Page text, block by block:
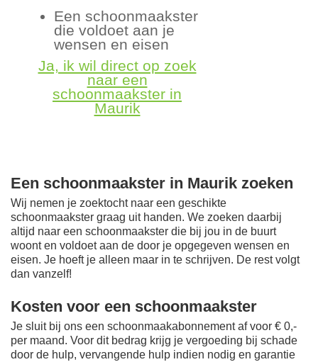
Een schoonmaakster
die voldoet aan je
wensen en eisen
Ja, ik wil direct op zoek
naar een
schoonmaakster in
Maurik
Een schoonmaakster in Maurik zoeken
Wij nemen je zoektocht naar een geschikte
schoonmaakster graag uit handen. We zoeken daarbij
altijd naar een schoonmaakster die bij jou in de buurt
woont en voldoet aan de door je opgegeven wensen en
eisen. Je hoeft je alleen maar in te schrijven. De rest volgt
dan vanzelf!
Kosten voor een schoonmaakster
Je sluit bij ons een schoonmaakabonnement af voor € 0,-
per maand. Voor dit bedrag krijg je vergoeding bij schade
door de hulp, vervangende hulp indien nodig en garantie